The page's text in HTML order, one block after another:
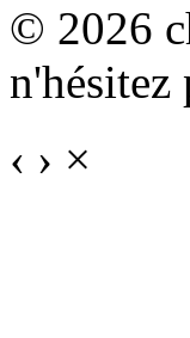
© 2026
n'hésitez
‹ › ×